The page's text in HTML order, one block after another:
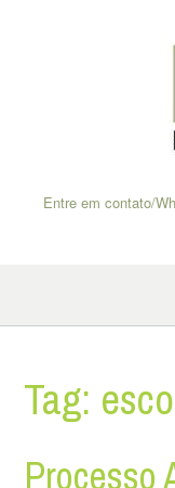
Entre em contato/
Tag:
Processo